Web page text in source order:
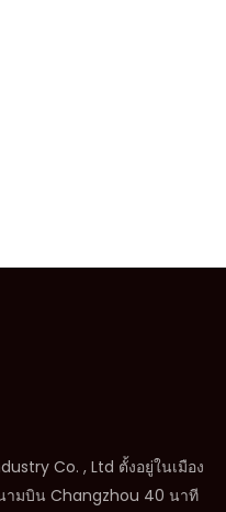
Co. , Ltd ตั้งอยู่ในเมือง
ามบิน Changzhou 40 นาที